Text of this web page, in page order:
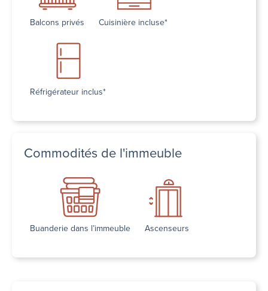
Balcons privés Cuisinière incluse*
Réfrigérateur inclus*
Commodités de l'immeuble
Buanderie dans l’immeuble Ascenseurs